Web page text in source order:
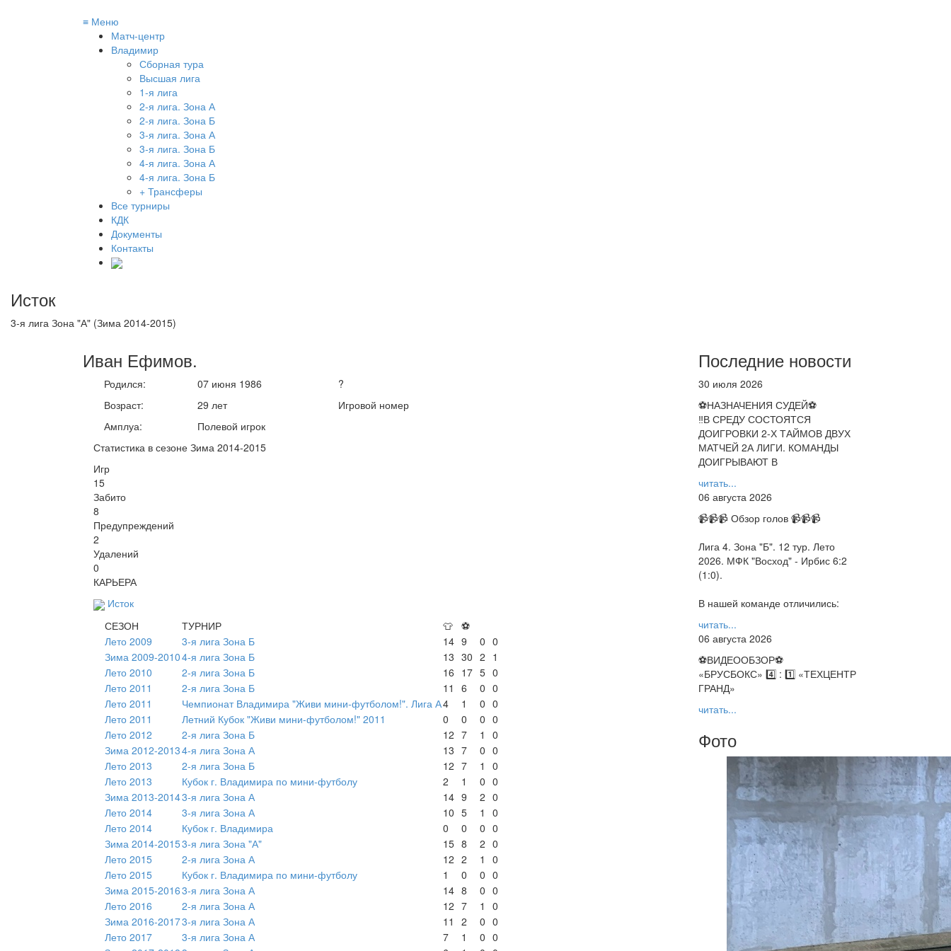
≡ Меню
Матч-центр
Владимир
Сборная тура
Высшая лига
1-я лига
2-я лига. Зона А
2-я лига. Зона Б
3-я лига. Зона А
3-я лига. Зона Б
4-я лига. Зона А
4-я лига. Зона Б
+ Трансферы
Все турниры
КДК
Документы
Контакты
Исток
3-я лига Зона "А" (Зима 2014-2015)
Иван Ефимов.
Родился:
Возраст:
Амплуа:
07 июня 1986
29 лет
Полевой игрок
?
Игровой номер
Статистика в сезоне Зима 2014-2015
Игр
15
Забито
8
Предупреждений
2
Удалений
0
КАРЬЕРА
Исток
СЕЗОН
ТУРНИР 👕 ⚽
Лето 2009
3-я лига Зона Б 14 9 0 0
Зима 2009-20104-я лига Зона Б 13 30 2 1
Лето 2010
2-я лига Зона Б 16 17 5 0
Лето 2011
2-я лига Зона Б 11 6 0 0
Лето 2011
Чемпионат Владимира "Живи мини-футболом!". Лига А4 1 0 0
Лето 2011
Летний Кубок "Живи мини-футболом!" 2011 0 0 0 0
Лето 2012
2-я лига Зона Б 12 7 1
0
Зима 2012-20134-я лига Зона А 13 7 0 0
Лето 2013
2-я лига Зона Б 12 7 1
0
Лето 2013
Кубок г. Владимира по мини-футболу 2 1 0 0
Зима 2013-20143-я лига Зона А 14 9 2 0
Лето 2014
3-я лига Зона А 10 5 1
0
Лето 2014
Кубок г. Владимира 0 0 0 0
Зима 2014-20153-я лига Зона "А" 15 8 2 0
Лето 2015
2-я лига Зона А 12 2 1
0
Лето 2015
Кубок г. Владимира по мини-футболу 1 0 0 0
Зима 2015-20163-я лига Зона А 14 8 0 0
Лето 2016
2-я лига Зона А 12 7 1
0
Зима 2016-20173-я лига Зона А 11 2 0 0
Лето 2017
3-я лига Зона А 7 1 0 0
Последние новости
30 июля 2026
⚽НАЗНАЧЕНИЯ СУДЕЙ⚽
‼В СРЕДУ СОСТОЯТСЯ
ДОИГРОВКИ 2-Х ТАЙМОВ ДВУХ
МАТЧЕЙ 2А ЛИГИ. КОМАНДЫ
ДОИГРЫВАЮТ В
читать...
06 августа 2026
📹📹📹 Обзор голов 📹📹📹
Лига 4. Зона "Б". 12 тур. Лето
2026. МФК "Восход" - Ирбис 6:2
(1:0).
В нашей команде отличились:
читать...
06 августа 2026
⚽️ВИДЕООБЗОР⚽️
«БРУСБОКС» 4️⃣ : 1️⃣ «ТЕХЦЕНТР
ГРАНД»
читать...
Фото